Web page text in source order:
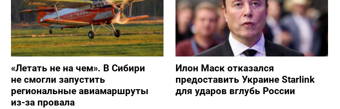
«Летать не на чем». В Сибири
не смогли запустить
региональные авиамаршруты
из-за провала
Илон Маск отказался
предоставить Украине Starlink
для ударов вглубь России